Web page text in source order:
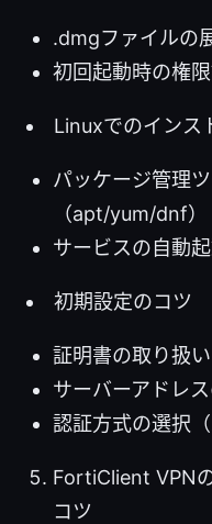
.dmgファイルの
初回起動時の権
Linuxでのインス
パッケージ管理
（apt/yum/dnf）
サービスの自動
初期設定のコツ
証明書の取り扱い
サーバーアドレ
認証方式の選択
FortiClient VPN
コツ